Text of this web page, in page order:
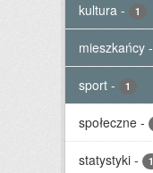
kultura - 1
mieszkańcy -
sport - 1
społeczne -
statystyki - 1